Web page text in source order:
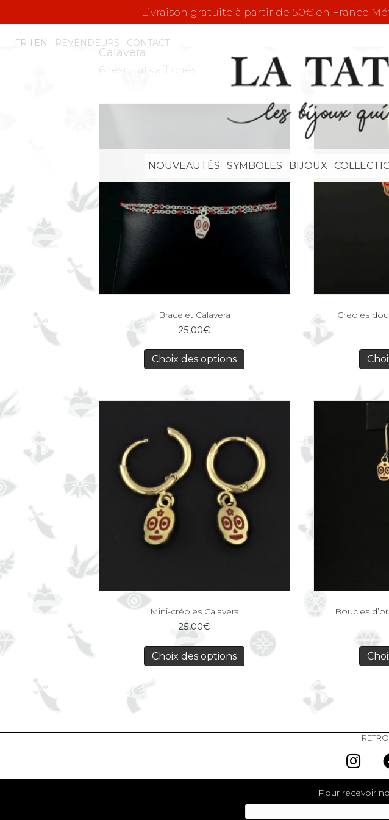
Livraison gratuite à partir de 50€ en France
FR EN REVENDEURS CONTACT
NOUVEAUTÉS SYMBOLES BIJOUX
Calavera
6 résultats affichés
Bracelet Calavera
25,00€
Choix des options
Créoles
Mini-créoles Calavera
25,00€
Choix des options
Boucles
Pour recevoir